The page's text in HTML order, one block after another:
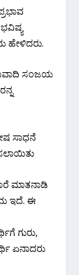
ಹೇಳಿದರು.
ಸಂಜಯ
ಸಾಧನೆ
ಮಾತನಾಡಿ
ಇದೆ. ಈ
ಗುರು,
ಏನಾದರು